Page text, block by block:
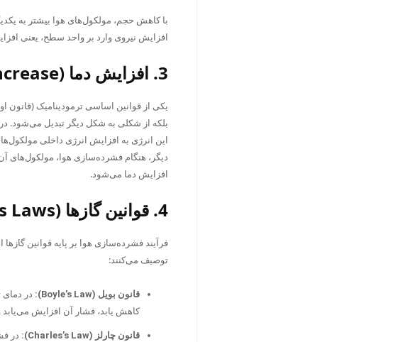
با کاهش حجم، مولکول‌های هوا بیشتر به
افزایش نیروی وارد بر واحد سطح، یعنی
3. افزایش دما (Temperature Increase):
یکی از قوانین اساسی ترمودینامیک (قانون
بلکه از شکلی به شکل دیگر تبدیل می‌شود.
این انرژی به افزایش انرژی داخلی
دیگر، هنگام فشرده‌سازی هوا،
افزایش دما می‌شود.
4. قوانین گازها (Gas Laws):
توصیف می‌کنند:
قانون بویل (Boyle’s Law):
در دمای
کاهش یابد، فشار آن افزایش
قانون چارلز (Charles’s Law):
در